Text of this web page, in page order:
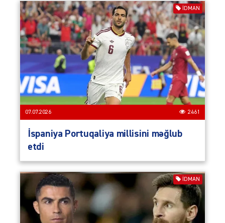
İDMAN
07.07.2026 2461
İspaniya Portuqaliya millisini məğlub
etdi
İDMAN